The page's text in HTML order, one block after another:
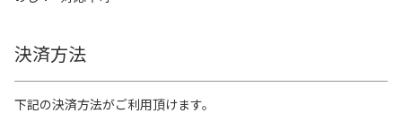
決済方法
下記の決済方法がご利用頂けます。